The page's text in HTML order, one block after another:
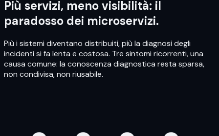
Più servizi, meno visibilità: il
paradosso dei microservizi.
Più i sistemi diventano distribuiti, più la diagnosi degli
incidenti si fa lenta e costosa. Tre sintomi ricorrenti, una
causa comune: la conoscenza diagnostica resta sparsa,
non condivisa, non riusabile.